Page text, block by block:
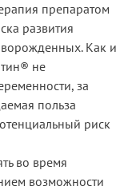
препаратом
развития
Как и
не
за
польза
риск
во время
возможности